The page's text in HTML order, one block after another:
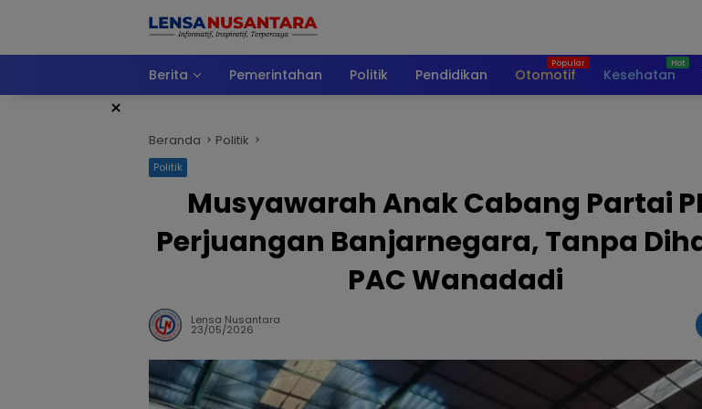
Berita
Pemerintahan Politik Pendidikan Otomotif Kesehatan
×
Beranda Politik
Politik
Musyawarah Anak Cabang Partai
Perjuangan Banjarnegara, Tanpa
PAC Wanadadi
Lensa Nusantara
23/05/2026